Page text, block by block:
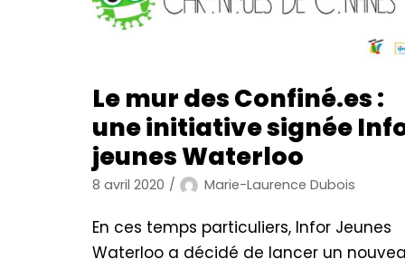
Le mur des Confiné.es :
une initiative signée
jeunes Waterloo
8 avril 2020 Marie-Laurence Dubois
En ces temps particuliers, Infor Jeunes
Waterloo a décidé de lancer un